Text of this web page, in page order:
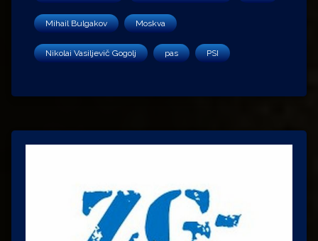
Mihail Bulgakov Moskva
Nikolai Vasiljevič Gogolj pas PSI